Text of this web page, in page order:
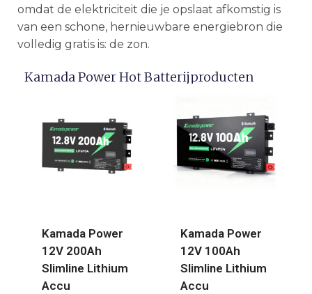
omdat de elektriciteit die je opslaat afkomstig is
van een schone, hernieuwbare energiebron die
volledig gratis is: de zon.
Kamada Power Hot Batterijproducten
Kamada Power
12V 200Ah
Slimline Lithium
Accu
Kamada Power
12V 100Ah
Slimline Lithium
Accu